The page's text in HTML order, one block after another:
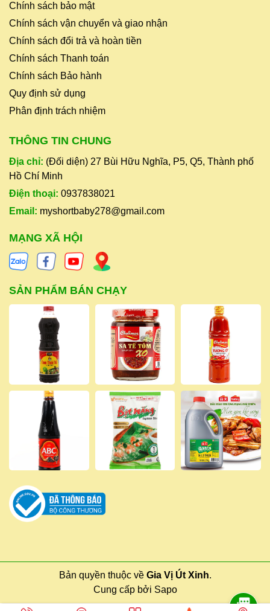
Chính sách bảo mật
Chính sách vận chuyển và giao nhận
Chính sách đổi trả và hoàn tiền
Chính sách Thanh toán
Chính sách Bảo hành
Quy định sử dụng
Phân định trách nhiệm
THÔNG TIN CHUNG
Địa chỉ: (Đối diện) 27 Bùi Hữu Nghĩa, P5, Q5, Thành phố
Hồ Chí Minh
Điện thoại: 0937838021
Email: myshortbaby278@gmail.com
MẠNG XÃ HỘI
SẢN PHẨM BÁN CHẠY
Bản quyền thuộc về Gia Vị Út Xinh.
Cung cấp bởi Sapo